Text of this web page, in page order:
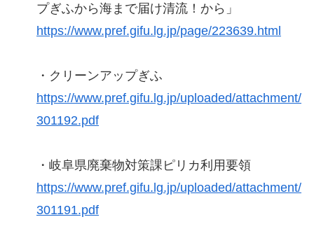
プぎふから海まで届け清流！から」
https://www.pref.gifu.lg.jp/page/223639.html
・クリーンアップぎふ
https://www.pref.gifu.lg.jp/uploaded/attachment/
301192.pdf
・岐阜県廃棄物対策課ピリカ利用要領
https://www.pref.gifu.lg.jp/uploaded/attachment/
301191.pdf